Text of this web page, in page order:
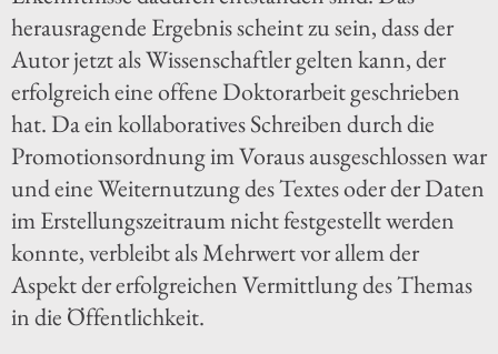
herausragende Ergebnis scheint zu sein, dass der
Autor jetzt als Wissenschaftler gelten kann, der
erfolgreich eine offene Doktorarbeit geschrieben
hat. Da ein kollaboratives Schreiben durch die
Promotionsordnung im Voraus ausgeschlossen war
und eine Weiternutzung des Textes oder der Daten
im Erstellungszeitraum nicht festgestellt werden
konnte, verbleibt als Mehrwert vor allem der
Aspekt der erfolgreichen Vermittlung des Themas
in die Öffentlichkeit.